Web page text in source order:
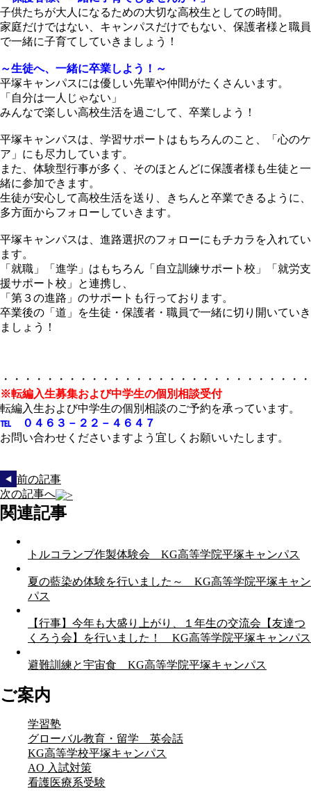
子供たちが大人になるための大切な高校生としての時間。
家庭だけではない、キャンパスだけでもない、保護者様と職員
で一緒に子育てしていきましょう！
～生徒へ、一緒に卒業しよう！～
平塚キャンパスには優しい先輩や仲間がたくさんいます。
「自分は一人じゃない」
みんなで楽しい高校生活を過ごして、卒業しよう！
平塚キャンパスは、学習サポートはもちろんのこと、「心のケ
ア」にも尽力しています。
また、体験型行事が多く、そのほとんどに保護者様も生徒と一
緒に参加できます。
生徒が安心して高校生活を送り、きちんと卒業できるように、
多方面からフォローしていきます。
平塚キャンパスは、進路選択のフォローにもチカラを入れてい
ます。
「就職」「進学」はもちろん「自立訓練サポート校」「就労支
援サポート校」と連携し、
「第３の進路」のサポートも行っております。
卒業後の「道」を生徒・保護者・職員で一緒に切り開いていき
ましょう！
・・・・・・・・・・・・・・・・・・・・・・・・・・・
※転編入生募集および中学生の個別相談受付
転編入生および中学生の個別相談のご予約を承っています。
℡ ０４６３－２２－４６４７
お問い合わせくださいますよう宜しくお願いいたします。
前の記事
次の記事へ
関連記事
トルコランプ作製体験会 KG高等学院平塚キャンパス
夏の藍染め体験を行いました～ KG高等学院平塚キャン
パス
【行事】今年も大盛り上がり、１年生の交流会【友達つ
くろう会】を行いました！ KG高等学院平塚キャンパス
避難訓練と宇宙食 KG高等学院平塚キャンパス
ご案内
学習塾
グローバル教育・留学 英会話
KG高等学校平塚キャンパス
AO 入試対策
看護医療系受験